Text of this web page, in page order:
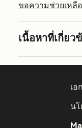
ขอความช่วยเหลื
เนื้อหาที่เกี่ยว
เ
น